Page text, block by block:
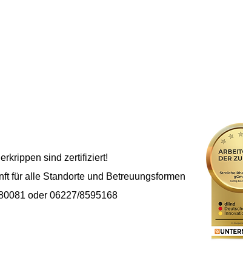
sind zertifiziert!
für alle Standorte und Betreuungsformen
oder 06227/8595168